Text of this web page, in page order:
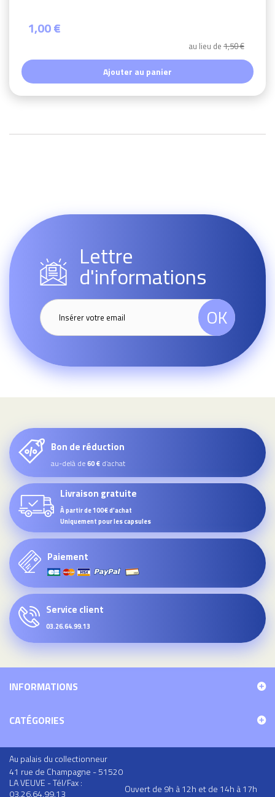
1,00 €
au lieu de 1,50 €
Ajouter au panier
Lettre
d'informations
OK
Bon de réduction
au-delà de60 € d’achat
Livraison gratuite
À partir de 100€ d'achat
Uniquement pour les capsules
Paiement
Service client
03.26.64.99.13
INFORMATIONS
CATÉGORIES
Au palais du collectionneur
41 rue de Champagne - 51520
LA VEUVE - Tél/Fax :
03.26.64.99.13
Ouvert de 9h à 12h et de 14h à 17h